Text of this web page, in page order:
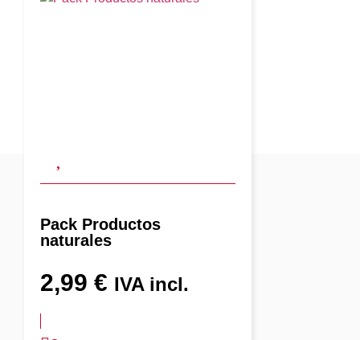
Pack Productos
naturales
2,99 € IVA incl.